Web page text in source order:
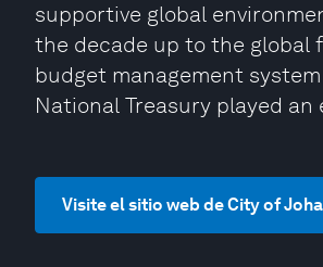
supportive global
the decade up to the global
budget management
National Treasury played an
Visite el sitio web de City of